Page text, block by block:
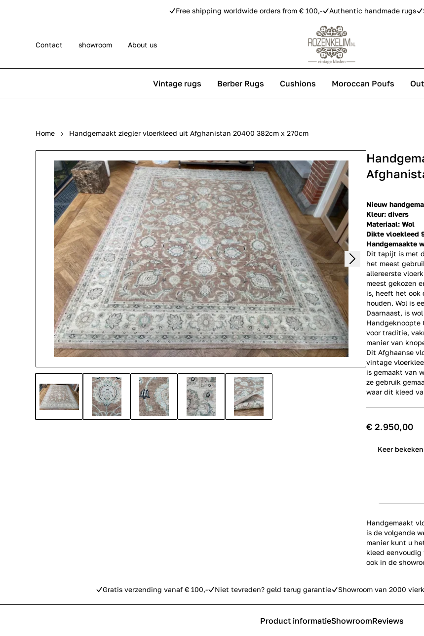
Free shipping worldwide orders from € 100,- Authentic handmade rugs
Contact showroom About us
Vintage rugs
Persian rugs Berber rugs
Rose kilim rugs Pip Studio carpets
Berber Rugs Cushions Moroccan Poufs
Home Handgemaakt ziegler vloerkleed uit Afghanistan 20400 382cm x 270cm
Nieuw
Kleur: divers
Materiaal: Wol
Dikte vloekleed
Handgemaakte
Dit tapijt is met
het meest
allereerste
meest gekozen
is, heeft het ook
houden. Wol is
Daarnaast, is
Handgeknoopte
voor traditie,
manier van
Dit Afghaanse
vintage
is gemaakt van
ze gebruik
waar dit kleed
€ 2.950,00
Keer
Handgemaakt
is de volgende
manier kunt u
kleed
ook in de
Gratis verzending vanaf € 100,- Niet tevreden? geld terug garantie Showroom van 2000
Product informatieShowroomReviews